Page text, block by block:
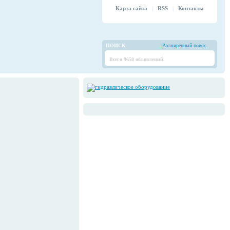
ПОИСК Расширенный поиск
Карта сайта RSS Контакты